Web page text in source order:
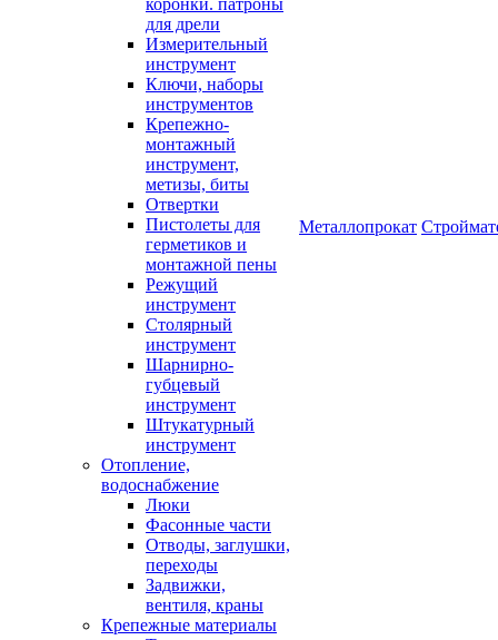
коронки. патроны
для дрели
Измерительный
инструмент
Ключи, наборы
инструментов
Крепежно-
монтажный
инструмент,
метизы, биты
Отвертки
Пистолеты для
герметиков и
монтажной пены
Режущий
инструмент
Столярный
инструмент
Шарнирно-
губцевый
инструмент
Штукатурный
инструмент
Отопление,
водоснабжение
Люки
Фасонные части
Отводы, заглушки,
переходы
Задвижки,
вентиля, краны
Крепежные материалы
Металлопрокат